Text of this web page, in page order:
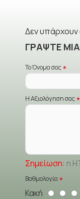
Δεν υπάρχουν
ΓΡΆΨΤΕ
Το Όνομα σας
Η Αξιολόγηση σας
Σημείωση: η
Βαθμολογία
Κακή